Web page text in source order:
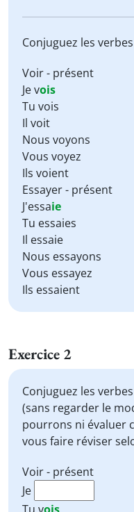
Conjuguez les verbes
Voir - présent
Je vois
Tu vois
Il voit
Nous voyons
Vous voyez
Ils voient
Essayer - présent
J'essaie
Tu essaies
Il essaie
Nous essayons
Vous essayez
Ils essaient
Exercice 2
Conjuguez les verbes
(sans regarder le
pourrons ni évaluer
vous faire réviser
Voir - présent
Je